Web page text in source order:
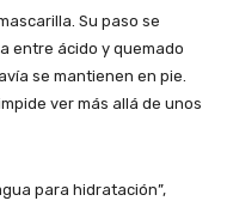
Su paso se
entre ácido y quemado
se mantienen en pie.
ver más allá de unos
para hidratación”,